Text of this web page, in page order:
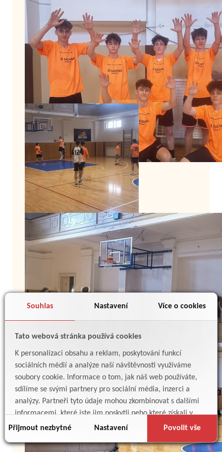
Souhlas Nastavení Více o cookies
Tato webová stránka používá cookies
K personalizaci obsahu a reklam, poskytování funkcí
sociálních médií a analýze naší návštěvnosti využíváme
soubory cookie. Informace o tom, jak náš web používáte,
sdílíme se svými partnery pro sociální média, inzerci a
analýzy. Partneři tyto údaje mohou zkombinovat s dalšími
informacemi, které jste jim poskytli nebo které získali v
důsledku toho, že používáte jejich služby.
Přijmout nezbytné Nastavení Povolit vše